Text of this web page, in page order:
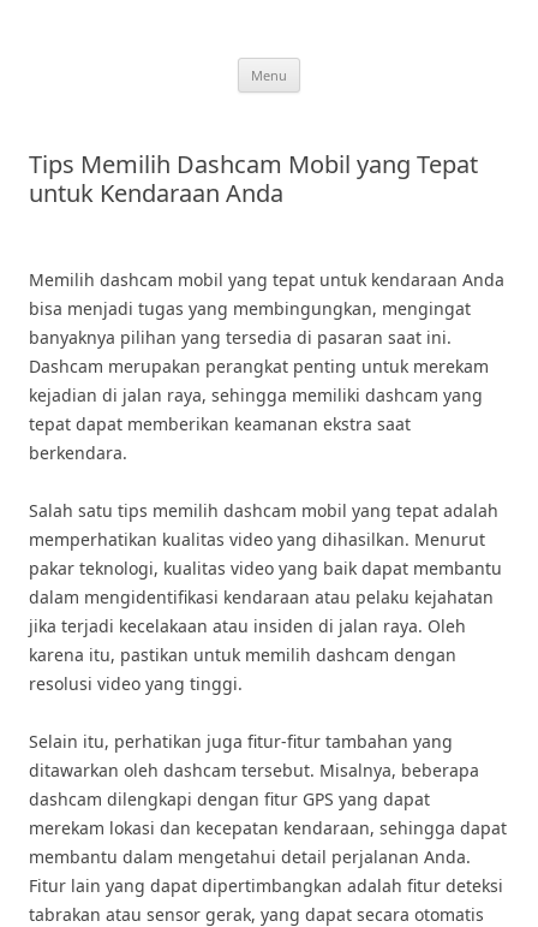
Menu
Tips Memilih Dashcam Mobil yang Tepat
untuk Kendaraan Anda
Memilih dashcam mobil yang tepat untuk kendaraan Anda
bisa menjadi tugas yang membingungkan, mengingat
banyaknya pilihan yang tersedia di pasaran saat ini.
Dashcam merupakan perangkat penting untuk merekam
kejadian di jalan raya, sehingga memiliki dashcam yang
tepat dapat memberikan keamanan ekstra saat
berkendara.
Salah satu tips memilih dashcam mobil yang tepat adalah
memperhatikan kualitas video yang dihasilkan. Menurut
pakar teknologi, kualitas video yang baik dapat membantu
dalam mengidentifikasi kendaraan atau pelaku kejahatan
jika terjadi kecelakaan atau insiden di jalan raya. Oleh
karena itu, pastikan untuk memilih dashcam dengan
resolusi video yang tinggi.
Selain itu, perhatikan juga fitur-fitur tambahan yang
ditawarkan oleh dashcam tersebut. Misalnya, beberapa
dashcam dilengkapi dengan fitur GPS yang dapat
merekam lokasi dan kecepatan kendaraan, sehingga dapat
membantu dalam mengetahui detail perjalanan Anda.
Fitur lain yang dapat dipertimbangkan adalah fitur deteksi
tabrakan atau sensor gerak, yang dapat secara otomatis